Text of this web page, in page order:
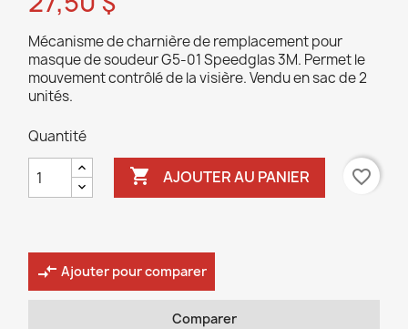
Mécanisme de charnière de remplacement pour
masque de soudeur G5-01 Speedglas 3M. Permet le
mouvement contrôlé de la visière. Vendu en sac de 2
unités.
Quantité
 AJOUTER AU PANIER favorite_border
compare_arrows Ajouter pour comparer
Comparer